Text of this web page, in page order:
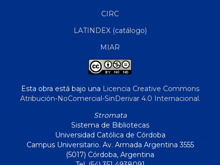
CIRC
LATINDEX (catálogo)
MIAR
Esta obra está bajo una Licencia Creative Commons
Atribución-NoComercial-SinDerivar 4.0 Internacional.
Stromata
Sistema de Bibliotecas
Universidad Católica de Córdoba
Campus Universitario. Av. Armada Argentina 3555
(5017) Córdoba, Argentina